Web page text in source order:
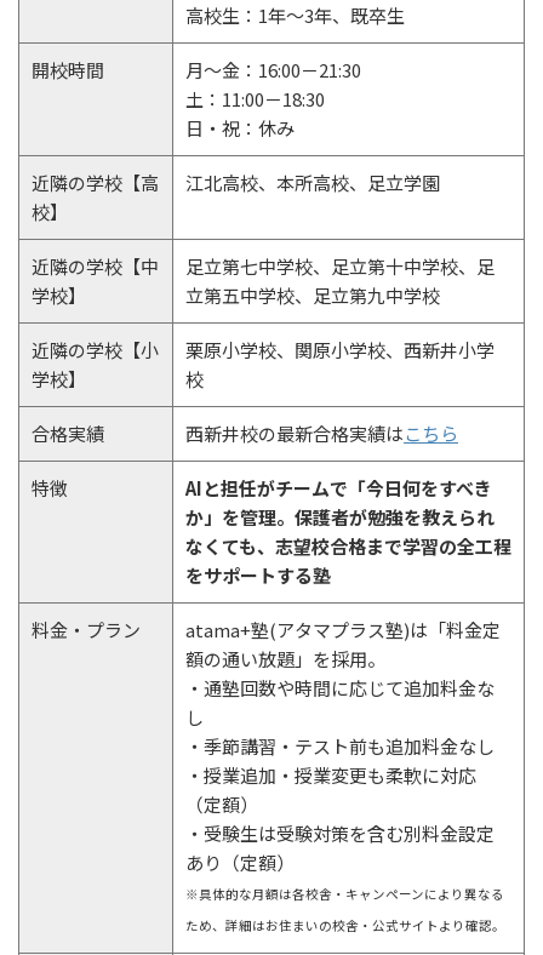
高校生：1年～3年、既卒生
開校時間
月～金：16:00－21:30
土：11:00－18:30
日・祝：休み
近隣の学校【高
校】
江北高校、本所高校、足立学園
近隣の学校【中
学校】
足立第七中学校、足立第十中学校、足
立第五中学校、足立第九中学校
近隣の学校【小
学校】
栗原小学校、関原小学校、西新井小学
校
合格実績 西新井校の最新合格実績はこちら
特徴
AIと担任がチームで「今日何をすべき
か」を管理。保護者が勉強を教えられ
なくても、志望校合格まで学習の全工程
をサポートする塾
料金・プラン
atama+塾(アタマプラス塾)は「料金定
額の通い放題」を採用。
・通塾回数や時間に応じて追加料金な
し
・季節講習・テスト前も追加料金なし
・授業追加・授業変更も柔軟に対応
（定額）
・受験生は受験対策を含む別料金設定
あり（定額）
※具体的な月額は各校舎・キャンペーンにより異なる
ため、詳細はお住まいの校舎・公式サイトより確認。